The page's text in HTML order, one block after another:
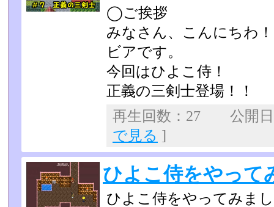
◯ご挨拶
みなさん、こんにちわ！
ビアです。
今回はひよこ侍！
正義の三剣士登場！！
再生回数：27 公開
で見る ]
ひよこ侍をやって
ひよこ侍をやってみま